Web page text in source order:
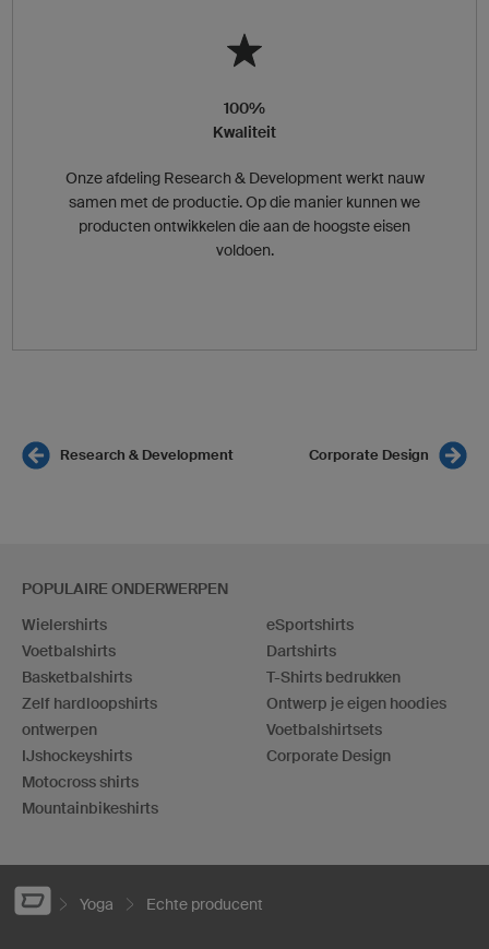
100%
Kwaliteit
Onze afdeling Research & Development werkt nauw
samen met de productie. Op die manier kunnen we
producten ontwikkelen die aan de hoogste eisen
voldoen.
Research & Development Corporate Design
POPULAIRE ONDERWERPEN
Wielershirts
Voetbalshirts
Basketbalshirts
Zelf hardloopshirts
ontwerpen
IJshockeyshirts
Motocross shirts
Mountainbikeshirts
eSportshirts
Dartshirts
T-Shirts bedrukken
Ontwerp je eigen hoodies
Voetbalshirtsets
Corporate Design
Yoga Echte producent